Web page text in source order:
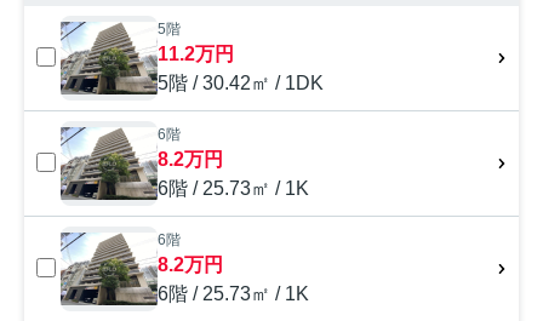
5階
11.2万円
5階 / 30.42㎡ / 1DK
6階
8.2万円
6階 / 25.73㎡ / 1K
6階
8.2万円
6階 / 25.73㎡ / 1K